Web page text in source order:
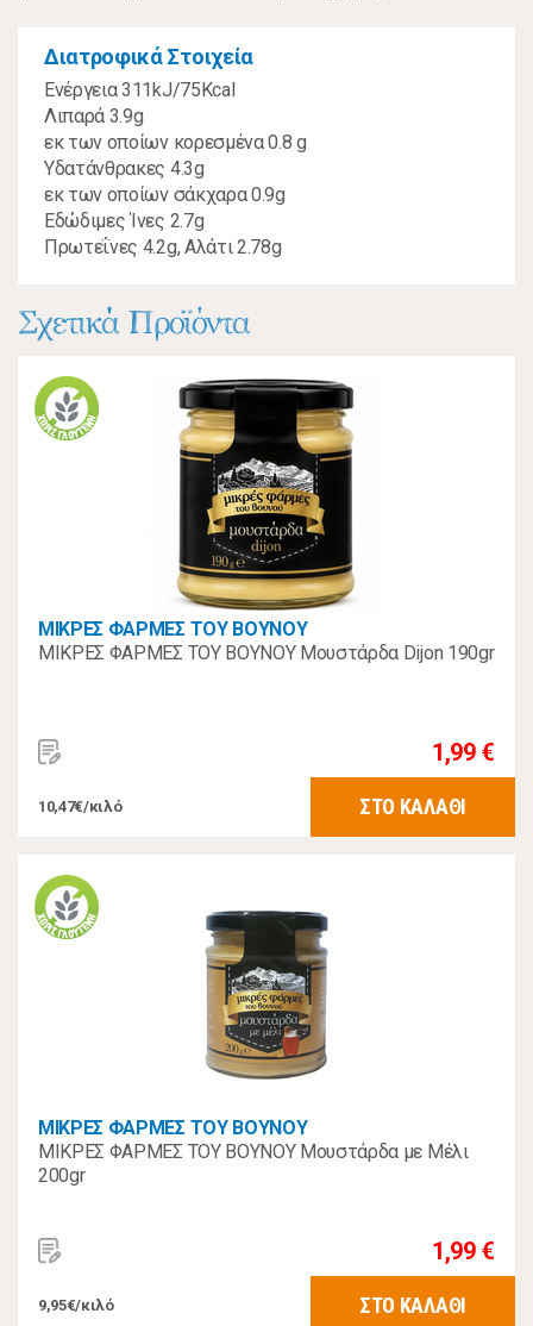
Διατροφικά Στοιχεία
Ενέργεια 311kJ/75Kcal
Λιπαρά 3.9g
εκ των οποίων κορεσμένα 0.8 g
Υδατάνθρακες 4.3g
εκ των οποίων σάκχαρα 0.9g
Εδώδιμες Ίνες 2.7g
Πρωτεΐνες 4.2g, Αλάτι 2.78g
Σχετικά Προϊόντα
ΜΙΚΡΕΣ ΦΑΡΜΕΣ ΤΟΥ ΒΟΥΝΟΥ
ΜΙΚΡΕΣ ΦΑΡΜΕΣ ΤΟΥ ΒΟΥΝΟΥ Μουστάρδα Dijon 190gr
1,99 €
10,47€/κιλό ΣΤΟ ΚΑΛΑΘΙ
ΜΙΚΡΕΣ ΦΑΡΜΕΣ ΤΟΥ ΒΟΥΝΟΥ
ΜΙΚΡΕΣ ΦΑΡΜΕΣ ΤΟΥ ΒΟΥΝΟΥ Μουστάρδα με Μέλι
200gr
1,99 €
9,95€/κιλό ΣΤΟ ΚΑΛΑΘΙ